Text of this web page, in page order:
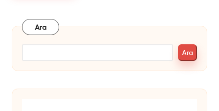
Ara
Ara